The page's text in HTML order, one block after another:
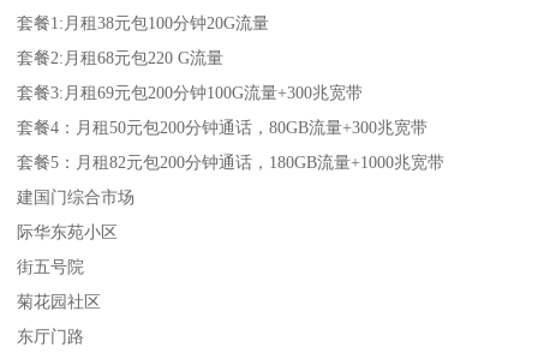
套餐1:月租38元包100分钟20G流量
套餐2:月租68元包220 G流量
套餐3:月租69元包200分钟100G流量+300兆宽带
套餐4：月租50元包200分钟通话，80GB流量+300兆宽带
套餐5：月租82元包200分钟通话，180GB流量+1000兆宽带
建国门综合市场
际华东苑小区
街五号院
菊花园社区
东厅门路